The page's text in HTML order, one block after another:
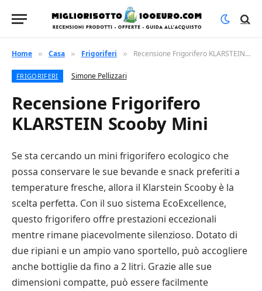
Home » Casa » Frigoriferi » Recensione Frigorifero KLARSTEIN Scooby Mini
FRIGORIFERI Simone Pellizzari
Recensione Frigorifero
KLARSTEIN Scooby Mini
Se sta cercando un mini frigorifero ecologico che
possa conservare le sue bevande e snack preferiti a
temperature fresche, allora il Klarstein Scooby è la
scelta perfetta. Con il suo sistema EcoExcellence,
questo frigorifero offre prestazioni eccezionali
mentre rimane piacevolmente silenzioso. Dotato di
due ripiani e un ampio vano sportello, può accogliere
anche bottiglie da fino a 2 litri. Grazie alle sue
dimensioni compatte, può essere facilmente